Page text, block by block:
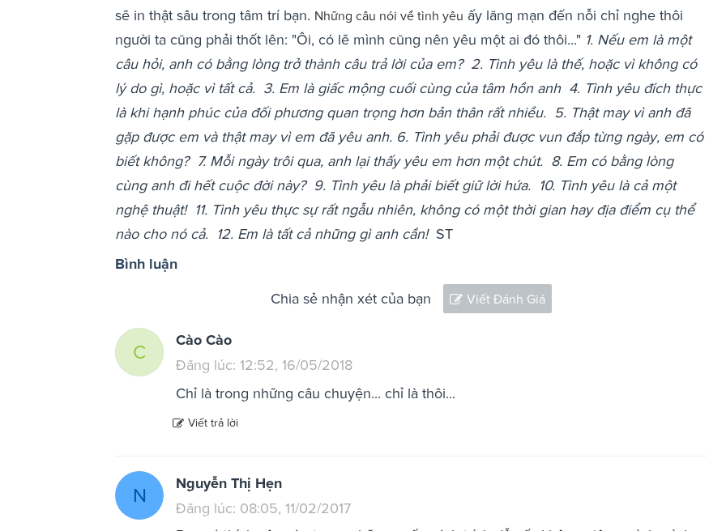
sẽ in thật sâu trong tâm trí bạn. Những câu nói về tình yêu ấy lãng mạn đến nỗi chỉ nghe thôi
người ta cũng phải thốt lên: "Ôi, có lẽ mình cũng nên yêu một ai đó thôi..." 1. Nếu em là một
câu hỏi, anh có bằng lòng trở thành câu trả lời của em? 2. Tình yêu là thế, hoặc vì không có
lý do gì, hoặc vì tất cả. 3. Em là giấc mộng cuối cùng của tâm hồn anh 4. Tình yêu đích thực
là khi hạnh phúc của đối phương quan trọng hơn bản thân rất nhiều. 5. Thật may vì anh đã
gặp được em và thật may vì em đã yêu anh. 6. Tình yêu phải được vun đắp từng ngày, em có
biết không?
7. Mỗi ngày trôi qua, anh lại thấy yêu em hơn một chút. 8. Em có bằng lòng
cùng anh đi hết cuộc đời này? 9. Tình yêu là phải biết giữ lời hứa.
10. Tình yêu là cả một
nghệ thuật! 11. Tình yêu thực sự rất ngẫu nhiên, không có một thời gian hay địa điểm cụ thể
nào cho nó cả.
12. Em là tất cả những gì anh cần! ST
Bình luận
Chia sẻ nhận xét của bạn Viết Đánh Giá
C
Cào Cào
Đăng lúc: 12:52, 16/05/2018
Chỉ là trong những câu chuyện... chỉ là thôi...
Viết trả lời
N
Nguyễn Thị Hẹn
Đăng lúc: 08:05, 11/02/2017